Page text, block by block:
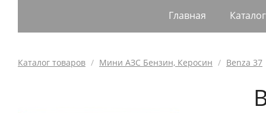
Главная
Каталог товаров / Мини АЗС Бензин, Керосин / Benza 37